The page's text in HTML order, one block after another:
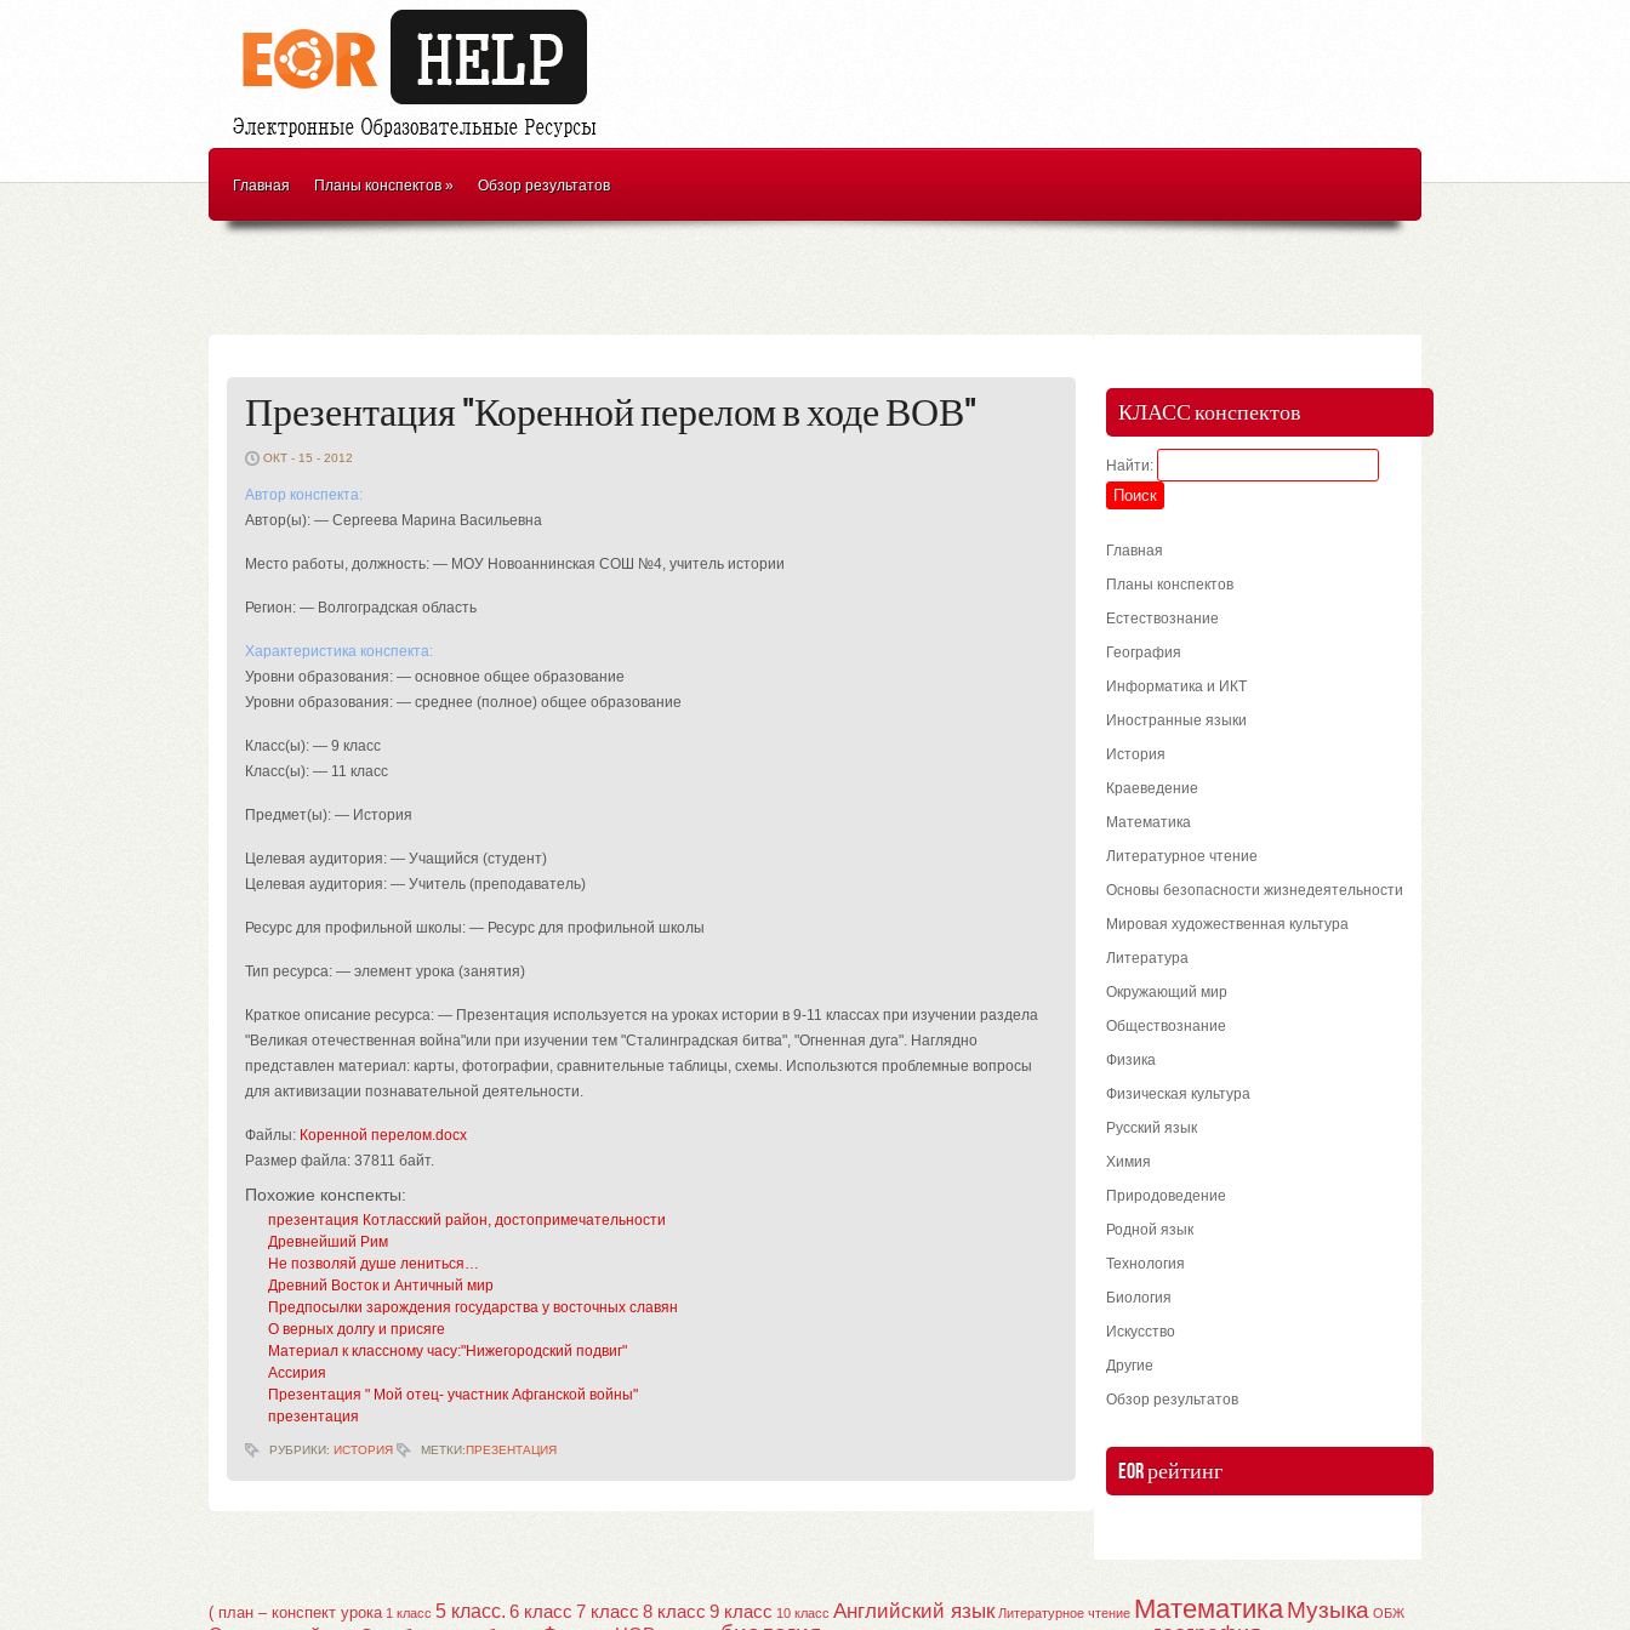
Главная Планы конспектов» Обзор результатов
Презентация "Коренной перелом в ходе ВОВ"
ОКТ - 15 - 2012
Автор конспекта:
Автор(ы): — Сергеева Марина Васильевна
Место работы, должность: — МОУ Новоаннинская СОШ №4, учитель истории
Регион: — Волгоградская область
Характеристика конспекта:
Уровни образования: — основное общее образование
Уровни образования: — среднее (полное) общее образование
Класс(ы): — 9 класс
Класс(ы): — 11 класс
Предмет(ы): — История
Целевая аудитория: — Учащийся (студент)
Целевая аудитория: — Учитель (преподаватель)
Ресурс для профильной школы: — Ресурс для профильной школы
Тип ресурса: — элемент урока (занятия)
Краткое описание ресурса: — Презентация используется на уроках истории в 9-11 классах при изучении раздела
"Великая отечественная война"или при изучении тем "Сталинградская битва", "Огненная дуга". Наглядно
представлен материал: карты, фотографии, сравнительные таблицы, схемы. Использются проблемные вопросы
для активизации познавательной деятельности.
Файлы: Коренной перелом.docx
Размер файла: 37811 байт.
Похожие конспекты:
презентация Котласский район, достопримечательности
Древнейший Рим
Не позволяй душе лениться…
Древний Восток и Античный мир
Предпосылки зарождения государства у восточных славян
О верных долгу и присяге
Материал к классному часу:"Нижегородский подвиг"
Ассирия
Презентация " Мой отец- участник Афганской войны"
презентация
РУБРИКИ: ИСТОРИЯ МЕТКИ:ПРЕЗЕНТАЦИЯ
КЛАСС конспектов
Найти:
Главная
Планы конспектов
Естествознание
География
Информатика и ИКТ
Иностранные языки
История
Краеведение
Математика
Литературное чтение
Основы безопасности жизнедеятельности
Мировая художественная культура
Литература
Окружающий мир
Обществознание
Физика
Физическая культура
Русский язык
Химия
Природоведение
Родной язык
Технология
Биология
Искусство
Другие
Обзор результатов
EOR рейтинг
( план – конспект урока 1 класс 5 класс. 6 класс 7 класс 8 класс 9 класс 10 класс Английский язык Литературное чтение МатематикаМузыка ОБЖ